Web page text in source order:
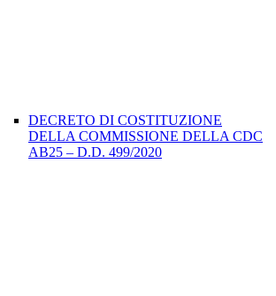
DECRETO DI COSTITUZIONE
DELLA COMMISSIONE DELLA CDC
AB25 – D.D. 499/2020